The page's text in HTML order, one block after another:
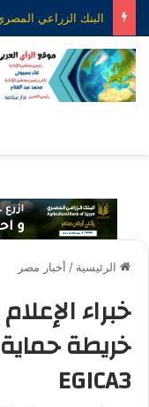
الرئيسية / أخبار مصر
خبراء
خريطة
EGICA3